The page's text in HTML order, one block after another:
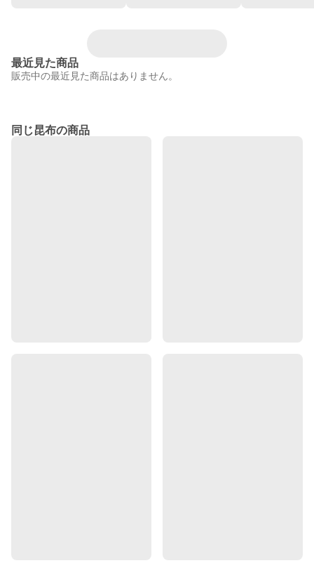
最近見た商品
販売中の最近見た商品はありません。
同じ昆布の商品